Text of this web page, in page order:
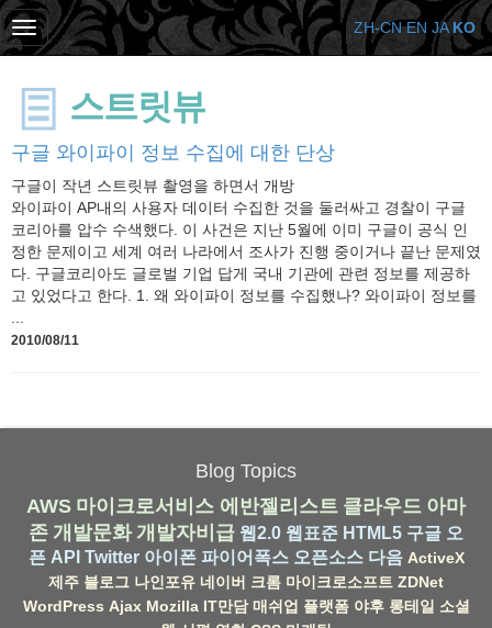
스트릿뷰
구글 와이파이 정보 수집에 대한 단상
구글이 작년 스트릿뷰 촬영을 하면서 개방
와이파이 AP내의 사용자 데이터 수집한 것을 둘러싸고 경찰이 구글
코리아를 압수 수색했다. 이 사건은 지난 5월에 이미 구글이 공식 인
정한 문제이고 세계 여러 나라에서 조사가 진행 중이거나 끝난 문제였
다. 구글코리아도 글로벌 기업 답게 국내 기관에 관련 정보를 제공하
고 있었다고 한다. 1. 왜 와이파이 정보를 수집했나? 와이파이 정보를
2010/08/11
Blog Topics
AWS 마이크로서비스 에반젤리스트 클라우드 아마
존 개발문화 개발자비급 웹2.0 웹표준 HTML5 구글 오
픈 API Twitter 아이폰 파이어폭스 오픈소스 다음 ActiveX
제주 블로그 나인포유 네이버 크롬 마이크로소프트 ZDNet
WordPress Ajax Mozilla IT만담 매쉬업 플랫폼 야후 롱테일 소셜
ZH-CN EN JA KO